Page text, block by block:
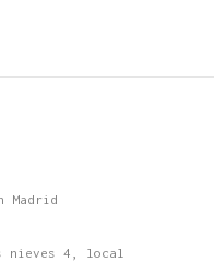
Madrid
nieves 4, local